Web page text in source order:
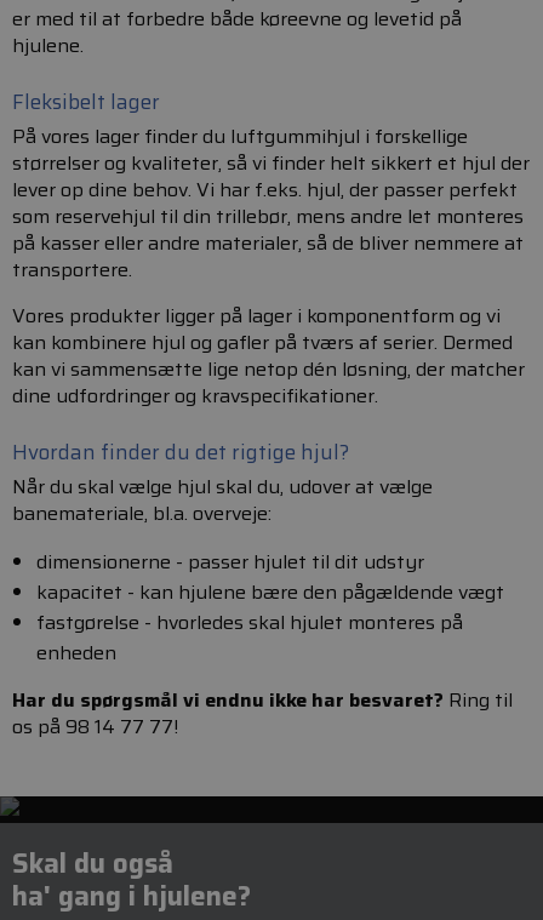
er med til at forbedre både køreevne og levetid på
hjulene.
Fleksibelt lager
På vores lager finder du luftgummihjul i forskellige
størrelser og kvaliteter, så vi finder helt sikkert et hjul der
lever op dine behov. Vi har f.eks. hjul, der passer perfekt
som reservehjul til din trillebør, mens andre let monteres
på kasser eller andre materialer, så de bliver nemmere at
transportere.
Vores produkter ligger på lager i komponentform og vi
kan kombinere hjul og gafler på tværs af serier. Dermed
kan vi sammensætte lige netop dén løsning, der matcher
dine udfordringer og kravspecifikationer.
Hvordan finder du det rigtige hjul?
Når du skal vælge hjul skal du, udover at vælge
banemateriale, bl.a. overveje:
dimensionerne - passer hjulet til dit udstyr
kapacitet - kan hjulene bære den pågældende vægt
fastgørelse - hvorledes skal hjulet monteres på
enheden
Har du spørgsmål vi endnu ikke har besvaret? Ring til
os på 98 14 77 77!
Skal du også
ha' gang i hjulene?